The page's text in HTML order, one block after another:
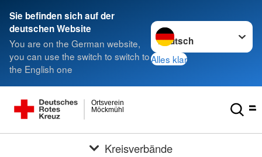
Sie befinden sich auf der
deutschen Website
You are on the German website,
you can use the switch to switch to
the English one
Sprache wechseln zu
Alles klar
Möckmühl
Ortsverein
Kreisverbände